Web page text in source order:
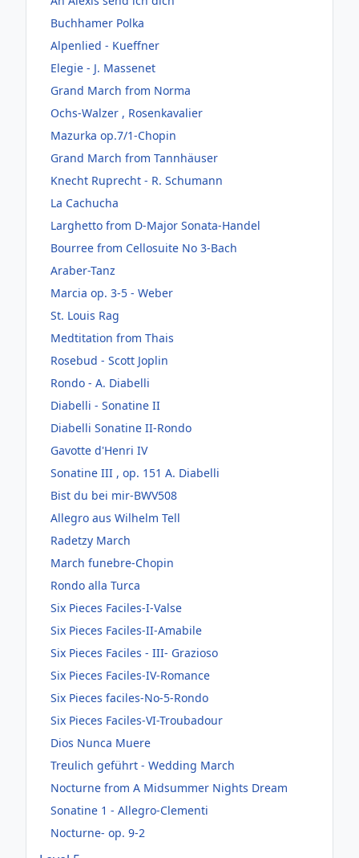
Buchhamer Polka
Alpenlied - Kueffner
Elegie - J. Massenet
Grand March from Norma
Ochs-Walzer , Rosenkavalier
Mazurka op.7/1-Chopin
Grand March from Tannhäuser
Knecht Ruprecht - R. Schumann
La Cachucha
Larghetto from D-Major Sonata-Handel
Bourree from Cellosuite No 3-Bach
Araber-Tanz
Marcia op. 3-5 - Weber
St. Louis Rag
Medtitation from Thais
Rosebud - Scott Joplin
Rondo - A. Diabelli
Diabelli - Sonatine II
Diabelli Sonatine II-Rondo
Gavotte d'Henri IV
Sonatine III , op. 151 A. Diabelli
Bist du bei mir-BWV508
Allegro aus Wilhelm Tell
Radetzy March
March funebre-Chopin
Rondo alla Turca
Six Pieces Faciles-I-Valse
Six Pieces Faciles-II-Amabile
Six Pieces Faciles - III- Grazioso
Six Pieces Faciles-IV-Romance
Six Pieces faciles-No-5-Rondo
Six Pieces Faciles-VI-Troubadour
Dios Nunca Muere
Treulich geführt - Wedding March
Nocturne from A Midsummer Nights Dream
Sonatine 1 - Allegro-Clementi
Nocturne- op. 9-2